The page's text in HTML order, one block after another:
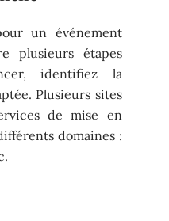
un événement
plusieurs étapes
identifiez la
Plusieurs sites
de mise en
domaines :